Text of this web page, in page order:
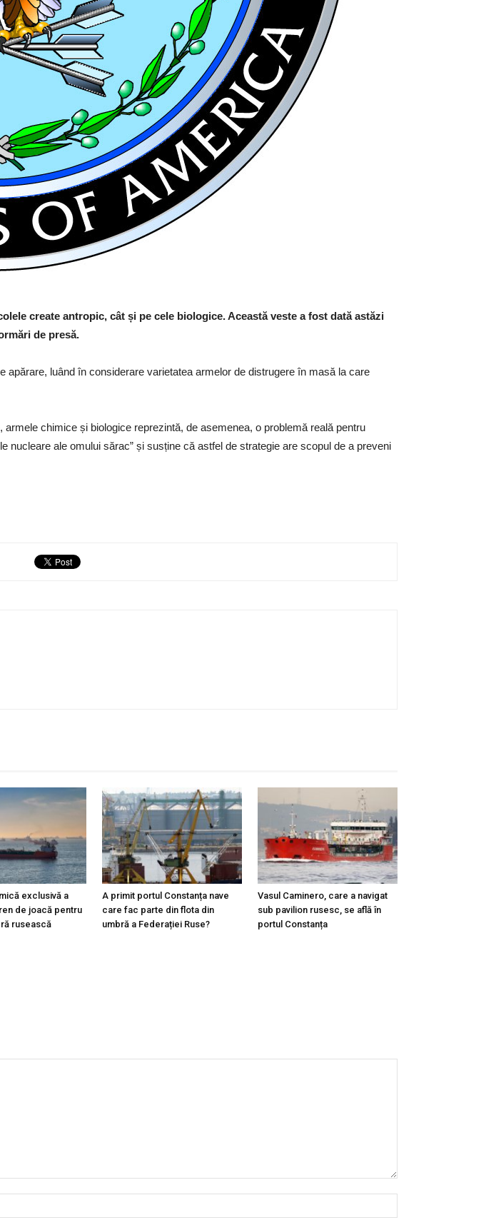
create antropic, cât și pe cele biologice. Această veste a fost dată astăzi
de presă.
luând în considerare varietatea armelor de distrugere în masă la care
chimice și biologice reprezintă, de asemenea, o problemă reală pentru
ale omului sărac” și susține că astfel de strategie are scopul de a preveni
exclusivă a
de joacă pentru
rusească
A primit portul Constanța nave
care fac parte din flota din
umbră a Federației Ruse?
Vasul Caminero, care a navigat
sub pavilion rusesc, se află în
portul Constanța